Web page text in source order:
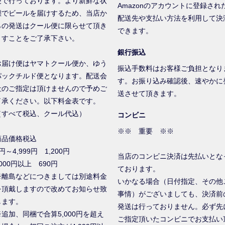
でビールを届けするため、当店か
の発送はクール便に限らせて頂き
ことをご了承下さい。
届け便はヤマトクール便か、ゆう
ックチルド便となります。配送会
のご指定は頂けませんので予めご
ください。以下料金表です。
べて税込、クール代込）
品価格税込
～4,999円 1,200円
円以上 690円
島などにつきましては別途料金
頂戴しますので改めてお知らせ致
す。
加、同梱で合算5,000円を超え
Amazonのアカウントに登録され
配送先や支払い方法を利用して決
できます。
銀行振込
振込手数料はお客様ご負担となり
す。お振り込み確認後、速やかに
送させて頂きます。
コンビニ
※※ 重要 ※※
当店のコンビニ決済は先払いとな
ております。
いかなる場合（日付指定、その他
事情）がございましても、決済前
発送は行っておりません。必ず先
ご指定頂いたコンビニでお支払い